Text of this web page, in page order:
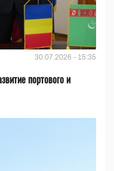
30.07.2026 - 15:35
портового и